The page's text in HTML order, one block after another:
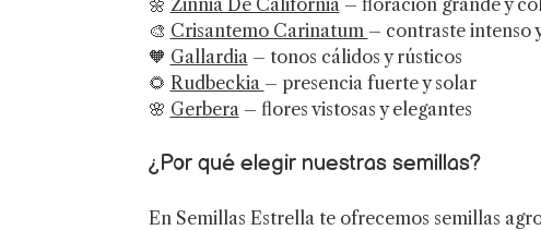
🌼 Zinnia De California– floración grande y
🎨 Crisantemo Carinatum – contraste intenso
🧡 Gallardia– tonos cálidos y rústicos
🌻 Rudbeckia – presencia fuerte y solar
🌸 Gerbera– flores vistosas y elegantes
¿Por qué elegir nuestras semillas?
En Semillas Estrella te ofrecemos semillas